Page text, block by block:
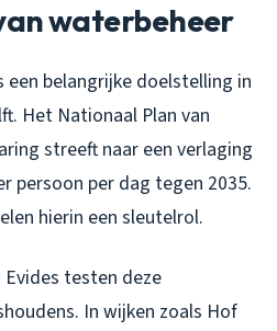
waterbeheer
belangrijke doelstelling in
Het Nationaal Plan van
streeft naar een verlaging
persoon per dag tegen 2035.
hierin een sleutelrol.
testen deze
In wijken zoals Hof